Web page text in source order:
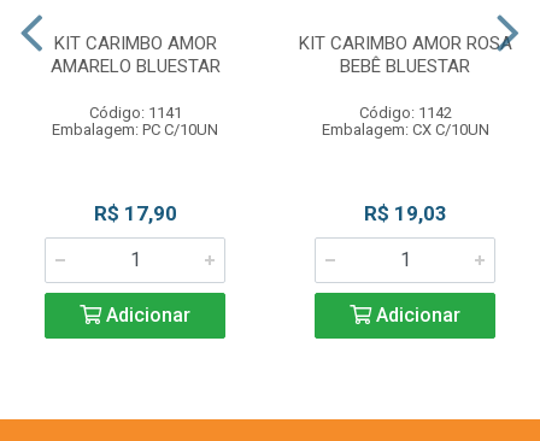
KIT CARIMBO AMOR
AMARELO BLUESTAR
Código: 1141
Embalagem: PC C/10UN
R$ 17,90
Adicionar
KIT CARIMBO AMOR ROSA
BEBÊ BLUESTAR
Código: 1142
Embalagem: CX C/10UN
R$ 19,03
Adicionar